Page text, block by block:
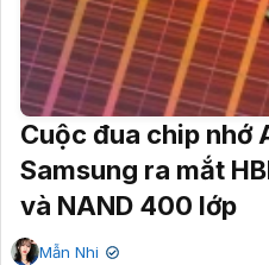
Cuộc đua chip nhớ
Samsung ra mắt
và NAND 400 lớp
Mẫn Nhi ✔